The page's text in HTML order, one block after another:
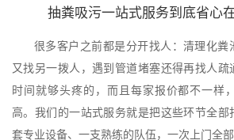
抽粪吸污一站式服务到底省心
很多客户之前都是分开找人：清理化
又找另一拨人，遇到管道堵塞还得再找人
时间就够头疼的，而且每家报价都不一样
高。我们的一站式服务就是把这些环节全
套专业设备、一支熟练的队伍，一次上门全部